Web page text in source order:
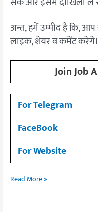
अन्त, हमें उम्मीद है कि, आप
लाइक, शेयर व कमेंट करेगे।
Join Job
For Telegram
FaceBook
For Website
Read More »